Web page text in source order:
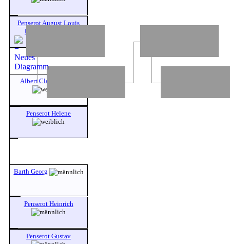
Penserot August Louis
Karl
Albert Clara Hedwig
Penserot Helene
Barth Georg
Penserot Heinrich
Penserot Gustav